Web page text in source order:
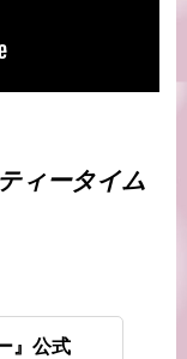
ィータイム
』公式